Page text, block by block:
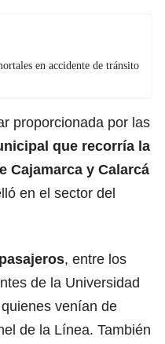
en accidente de tránsito
proporcionada por las
que recorría la
Cajamarca y Calarcá
en el sector del
, entre los
de la Universidad
venían de
de la Línea. También